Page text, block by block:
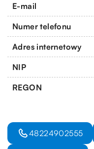
E-mail
Numer telefonu
Adres internetowy
NIP
REGON
48224902555